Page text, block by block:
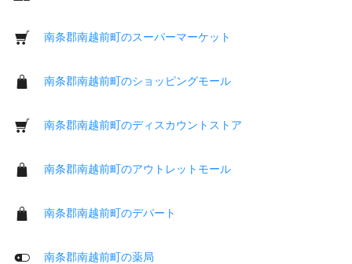
南条郡南越前町のスーパーマーケット
南条郡南越前町のショッピングモール
南条郡南越前町のディスカウントストア
南条郡南越前町のアウトレットモール
南条郡南越前町のデパート
南条郡南越前町の薬局